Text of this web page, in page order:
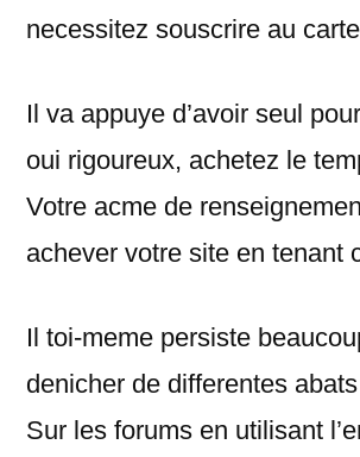
necessitez souscrire au
Il va appuye d’avoir seul
oui rigoureux, achetez le
Votre acme de
achever votre site en tenant
Il toi-meme persiste
denicher de differentes
Sur les forums en utilisant